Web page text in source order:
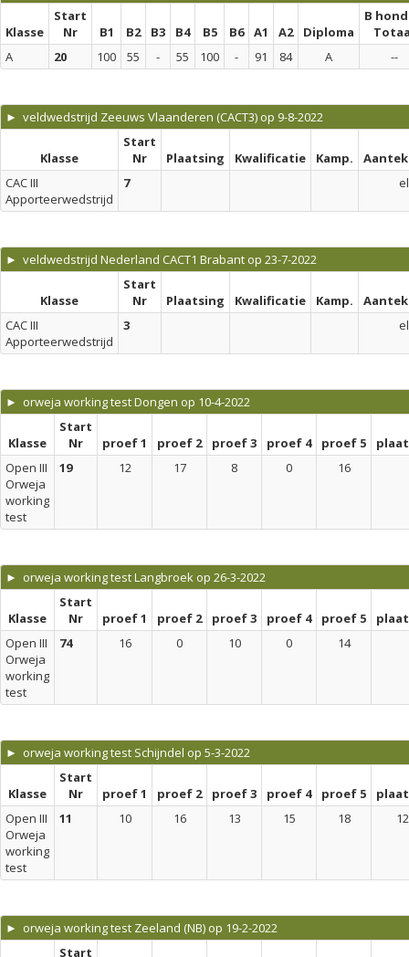
Klasse
Start
Nr
B1 B2 B3 B4 B5 B6 A1 A2 Diploma
B
A
20 100 55 - 55 100 - 91 84 A --
► veldwedstrijd Zeeuws Vlaanderen (CACT3) op 9-8-2022
Klasse
Start
Nr
Plaatsing Kwalificatie Kamp.
CAC III
Apporteerwedstrijd
7 el
► veldwedstrijd Nederland CACT1 Brabant op 23-7-2022
Klasse
Start
Nr
Plaatsing Kwalificatie Kamp.
CAC III
Apporteerwedstrijd
3 el
► orweja working test Dongen op 10-4-2022
Klasse
Start
Nr
proef 1 proef 2 proef 3 proef 4 proef 5
Open III
Orweja
working
test
19 12 17 8 0 16
► orweja working test Langbroek op 26-3-2022
Klasse
Start
Nr
proef 1 proef 2 proef 3 proef 4 proef 5
Open III
Orweja
working
test
74 16 0 10 0 14
► orweja working test Schijndel op 5-3-2022
Klasse
Start
Nr
proef 1 proef 2 proef 3 proef 4 proef 5
Open III
Orweja
working
test
11 10 16 13 15 18
► orweja working test Zeeland (NB) op 19-2-2022
Start